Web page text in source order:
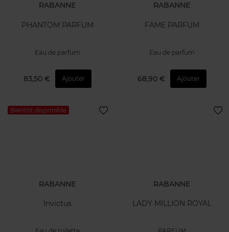
RABANNE
PHANTOM PARFUM
Eau de parfum
83,50 € Ajouter
RABANNE
FAME PARFUM
Eau de parfum
68,90 € Ajouter
Bientôt disponible
RABANNE
Invictus
RABANNE
LADY MILLION ROYAL